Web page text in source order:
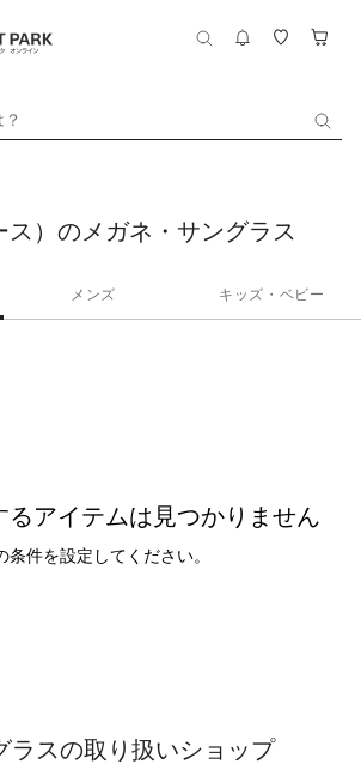
ス）のメガネ・サングラス
メンズ キッズ・ベビー
るアイテムは見つかりません
条件を設定してください。
ラスの取り扱いショップ